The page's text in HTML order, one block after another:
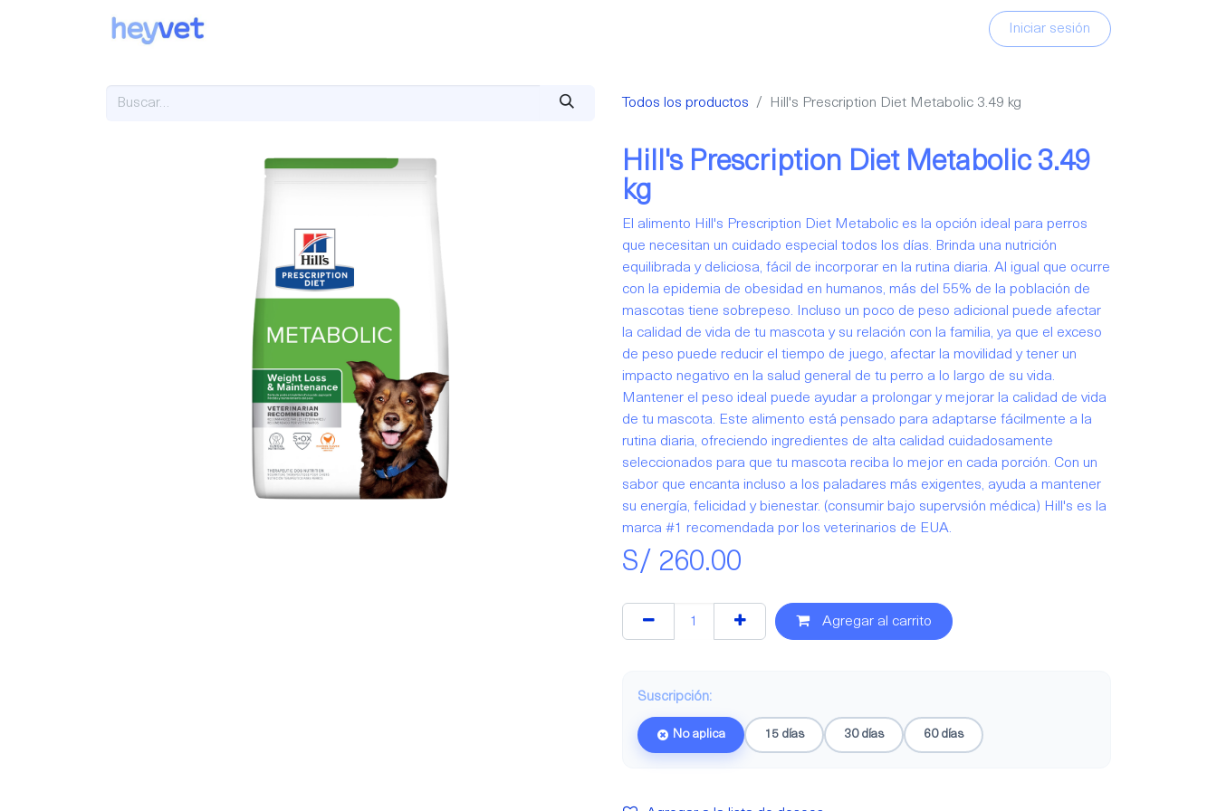
Iniciar sesión
Todos los productos Hill's Prescription Diet Metabolic 3.49 kg
Hill's Prescription Diet Metabolic 3.49
kg
El alimento Hill's Prescription Diet Metabolic es la opción ideal para perros
que necesitan un cuidado especial todos los días. Brinda una nutrición
equilibrada y deliciosa, fácil de incorporar en la rutina diaria. Al igual que ocurre
con la epidemia de obesidad en humanos, más del 55% de la población de
mascotas tiene sobrepeso. Incluso un poco de peso adicional puede afectar
la calidad de vida de tu mascota y su relación con la familia, ya que el exceso
de peso puede reducir el tiempo de juego, afectar la movilidad y tener un
impacto negativo en la salud general de tu perro a lo largo de su vida.
Mantener el peso ideal puede ayudar a prolongar y mejorar la calidad de vida
de tu mascota. Este alimento está pensado para adaptarse fácilmente a la
rutina diaria, ofreciendo ingredientes de alta calidad cuidadosamente
seleccionados para que tu mascota reciba lo mejor en cada porción. Con un
sabor que encanta incluso a los paladares más exigentes, ayuda a mantener
su energía, felicidad y bienestar. (consumir bajo supervsión médica) Hill's es la
marca #1 recomendada por los veterinarios de EUA.
S/ 260.00
Agregar al carrito
Suscripción:
No aplica 15 días 30 días 60 días